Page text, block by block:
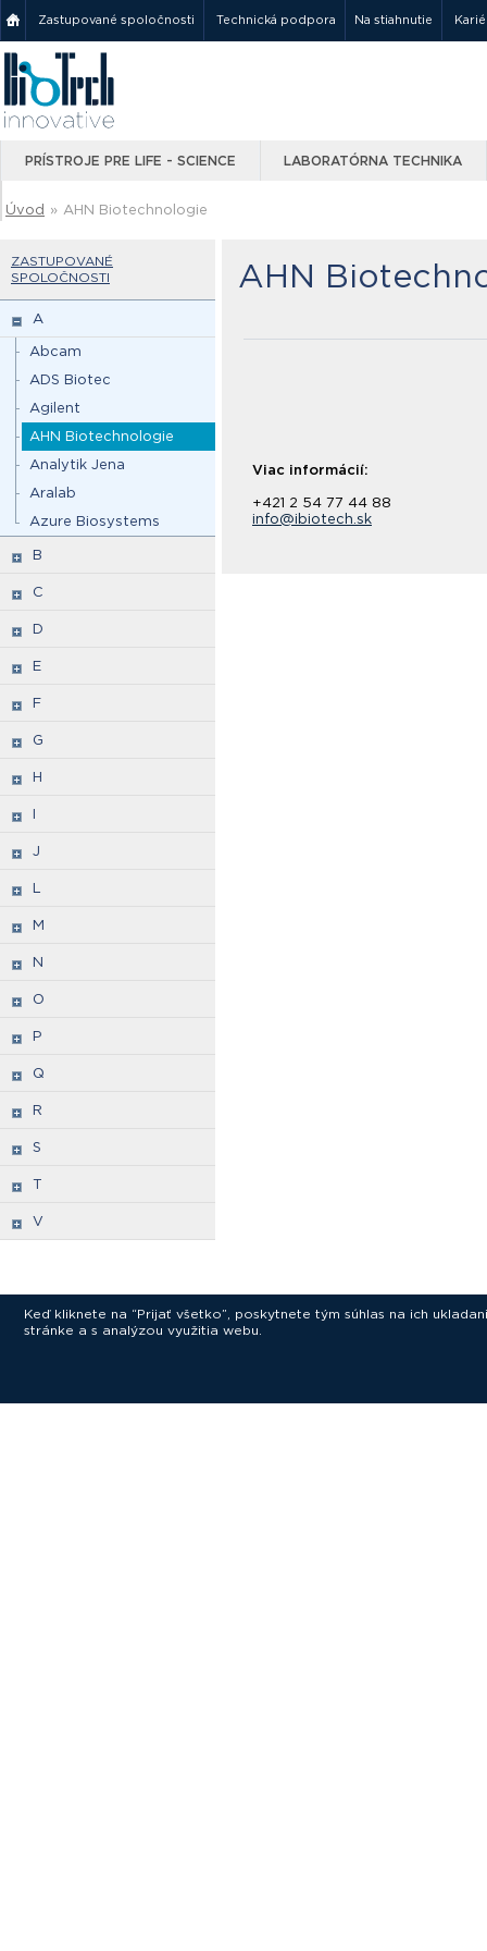
Zastupované spoločnosti Technická podpora Na stiahnutie
PRÍSTROJE PRE LIFE - SCIENCE LABORATÓRNA TECHNIKA
Úvod » AHN Biotechnologie
ZASTUPOVANÉ
SPOLOČNOSTI
A
Abcam
ADS Biotec
Agilent
AHN Biotechnologie
Analytik Jena
Aralab
Azure Biosystems
B
C
D
E
F
G
H
I
J
L
M
N
O
P
Q
R
S
T
V
AHN
Viac informácií:
+421 2 54 77 44 88
info@ibiotech.sk
Keď kliknete na “Prijať všetko”, poskytnete tým súhlas na ich
stránke a s analýzou využitia webu.